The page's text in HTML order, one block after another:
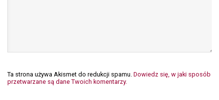
Ta strona używa Akismet do redukcji spamu. Dowiedz się, w jaki sposób
przetwarzane są dane Twoich komentarzy.